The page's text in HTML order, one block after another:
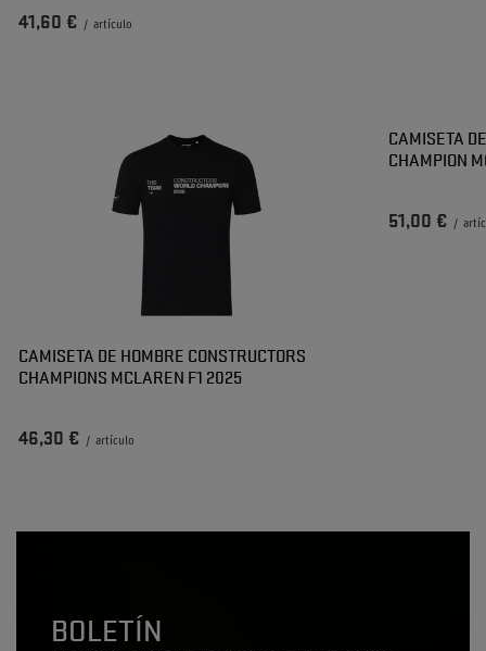
41,60 € / artículo
CAMISETA DE HOMBRE CONSTRUCTORS
CHAMPIONS MCLAREN F1 2025
46,30 € / artículo
CAMISETA
CHAMPION
51,00 € /
BOLETÍN